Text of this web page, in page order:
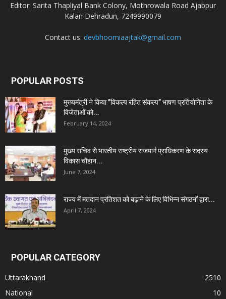
Editor: Sarita Thapliyal Bank Colony, Mothrowala Road Ajabpur
Kalan Dehradun, 7249990079
Contact us: devbhoomiaajtak@gmail.com
POPULAR POSTS
मुख्यमंत्री ने किया ’’विकल्प रहित संकल्प’’ भाषण प्रतियोगिता के
विजेताओं को...
February 14, 2024
मुख्य सचिव से भारतीय राष्ट्रीय राजमार्ग प्राधिकरण के सदस्य
विकास चौहान...
June 7, 2024
राज्य में मतदान प्रतिशत को बढ़ाने के लिए विभिन्न संगठनों द्वारा...
April 7, 2024
POPULAR CATEGORY
Uttarakhand
2510
National
10